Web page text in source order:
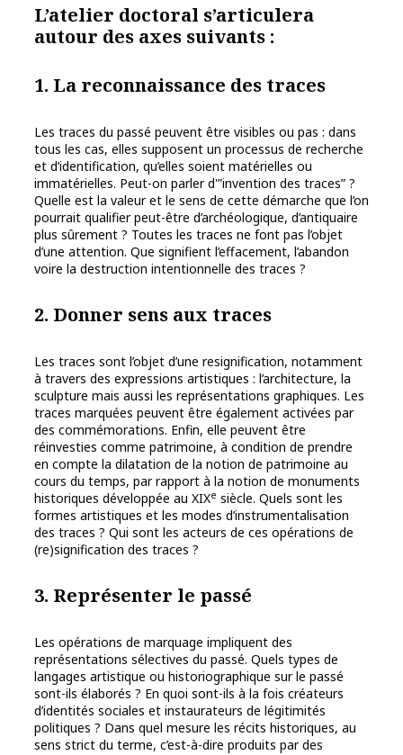
L’atelier doctoral s’articulera
autour des axes suivants :
1. La reconnaissance des traces
Les traces du passé peuvent être visibles ou pas : dans
tous les cas, elles supposent un processus de recherche
et d’identification, qu’elles soient matérielles ou
immatérielles. Peut-on parler d'”invention des traces” ?
Quelle est la valeur et le sens de cette démarche que l’on
pourrait qualifier peut-être d’archéologique, d’antiquaire
plus sûrement ? Toutes les traces ne font pas l’objet
d’une attention. Que signifient l’effacement, l’abandon
voire la destruction intentionnelle des traces ?
2. Donner sens aux traces
Les traces sont l’objet d’une resignification, notamment
à travers des expressions artistiques : l’architecture, la
sculpture mais aussi les représentations graphiques. Les
traces marquées peuvent être également activées par
des commémorations. Enfin, elle peuvent être
réinvesties comme patrimoine, à condition de prendre
en compte la dilatation de la notion de patrimoine au
cours du temps, par rapport à la notion de monuments
historiques développée au XIXe siècle. Quels sont les
formes artistiques et les modes d’instrumentalisation
des traces ? Qui sont les acteurs de ces opérations de
(re)signification des traces ?
3. Représenter le passé
Les opérations de marquage impliquent des
représentations sélectives du passé. Quels types de
langages artistique ou historiographique sur le passé
sont-ils élaborés ? En quoi sont-ils à la fois créateurs
d’identités sociales et instaurateurs de légitimités
politiques ? Dans quel mesure les récits historiques, au
sens strict du terme, c’est-à-dire produits par des